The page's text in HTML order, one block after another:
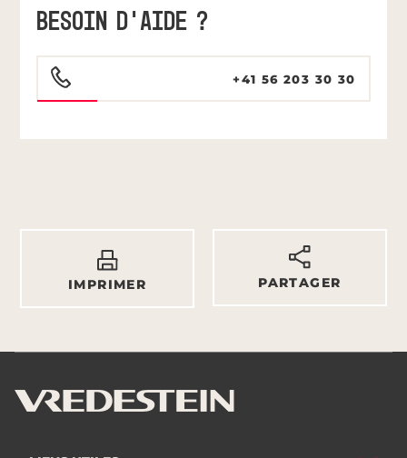
BESOIN D'AIDE ?
+41 56 203 30 30
IMPRIMER PARTAGER